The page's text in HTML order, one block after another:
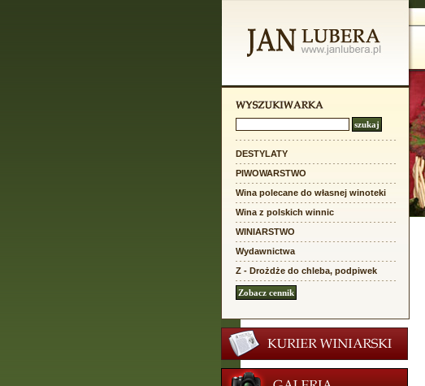
DESTYLATY
PIWOWARSTWO
Wina polecane do własnej winoteki
Wina z polskich winnic
WINIARSTWO
Wydawnictwa
Z - Drożdże do chleba, podpiwek